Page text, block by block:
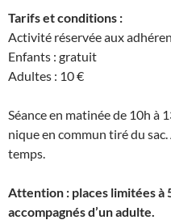
Tarifs et conditions :
Activité réservée aux
Enfants : gratuit
Adultes : 10 €
Séance en matinée de 10h à
nique en commun tiré du
temps.
Attention : places limitées à
accompagnés d’un adulte.